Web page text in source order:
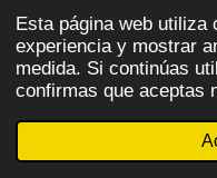
Esta página web utiliza
experiencia y mostrar
medida. Si continúas
confirmas que aceptas